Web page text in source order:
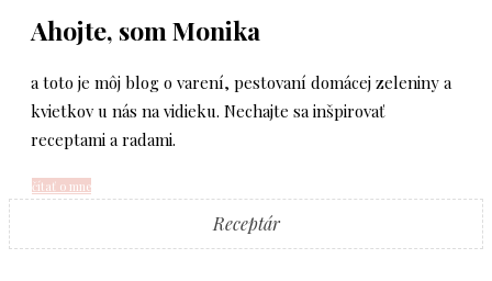
Ahojte, som Monika
a toto je môj blog o varení, pestovaní domácej zeleniny a
kvietkov u nás na vidieku. Nechajte sa inšpirovať
receptami a radami.
čítať o mne
Receptár